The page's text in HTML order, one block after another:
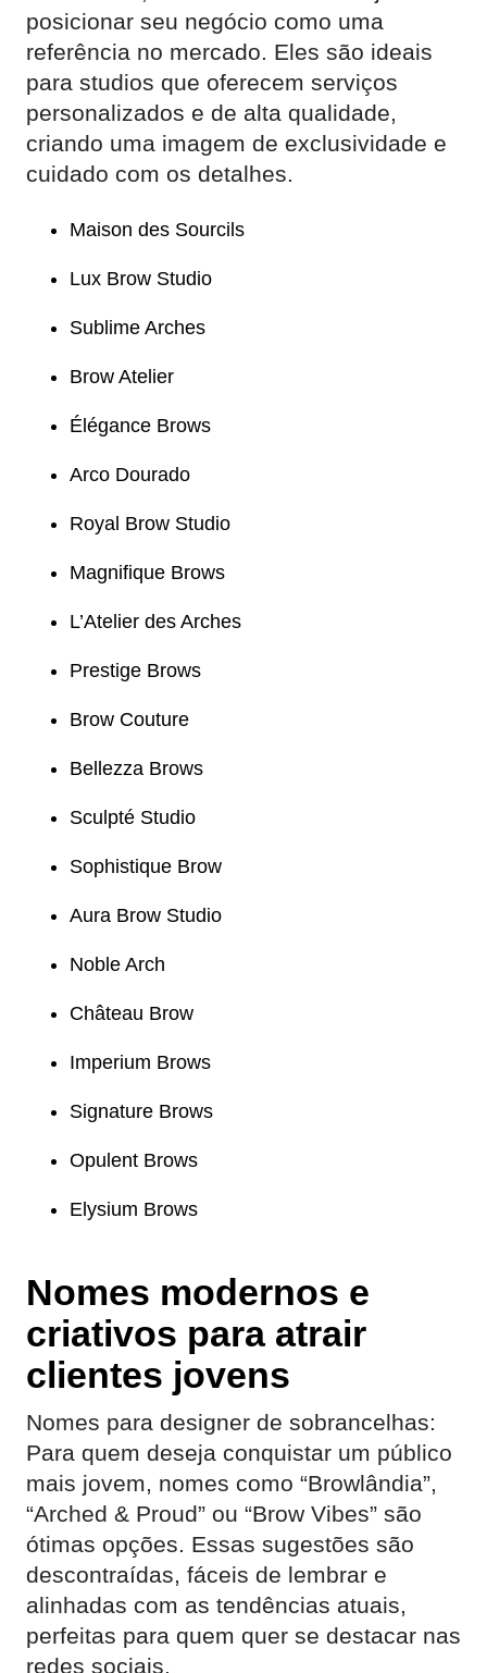
posicionar seu negócio como uma
referência no mercado. Eles são ideais
para studios que oferecem serviços
personalizados e de alta qualidade,
criando uma imagem de exclusividade e
cuidado com os detalhes.
Maison des Sourcils
Lux Brow Studio
Sublime Arches
Brow Atelier
Élégance Brows
Arco Dourado
Royal Brow Studio
Magnifique Brows
L’Atelier des Arches
Prestige Brows
Brow Couture
Bellezza Brows
Sculpté Studio
Sophistique Brow
Aura Brow Studio
Noble Arch
Château Brow
Imperium Brows
Signature Brows
Opulent Brows
Elysium Brows
Nomes modernos e
criativos para atrair
clientes jovens
Nomes para designer de sobrancelhas:
Para quem deseja conquistar um público
mais jovem, nomes como “Browlândia”,
“Arched & Proud” ou “Brow Vibes” são
ótimas opções. Essas sugestões são
descontraídas, fáceis de lembrar e
alinhadas com as tendências atuais,
perfeitas para quem quer se destacar nas
redes sociais.